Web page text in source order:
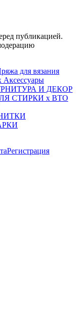
публикацией.
для вязания
Аксессуары
И ДЕКОР
СТИРКИ х ВТО
Регистрация